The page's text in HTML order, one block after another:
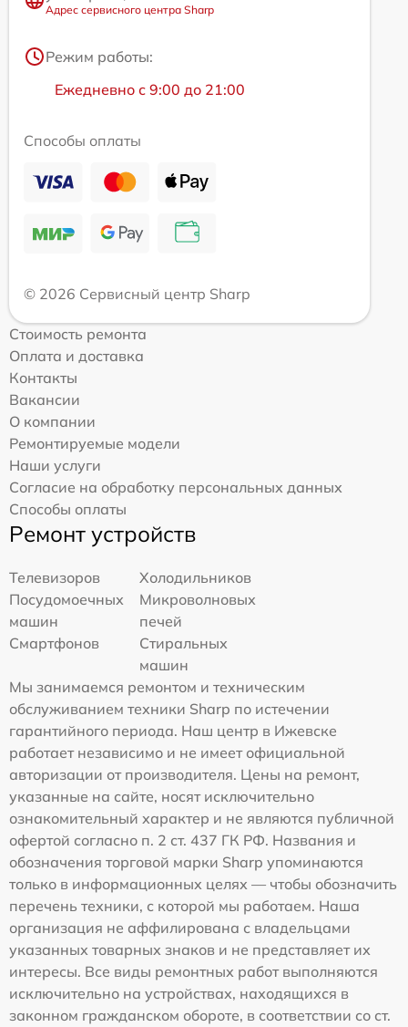
Адрес сервисного центра Sharp
Режим работы:
Ежедневно с 9:00 до 21:00
Способы оплаты
© 2026 Сервисный центр Sharp
Стоимость ремонта
Оплата и доставка
Контакты
Вакансии
О компании
Ремонтируемые модели
Наши услуги
Согласие на обработку персональных данных
Способы оплаты
Ремонт устройств
Телевизоров
Холодильников
Посудомоечных
машин
Микроволновых
печей
Смартфонов
Стиральных
машин
Мы занимаемся ремонтом и техническим
обслуживанием техники Sharp по истечении
гарантийного периода. Наш центр в Ижевске
работает независимо и не имеет официальной
авторизации от производителя. Цены на ремонт,
указанные на сайте, носят исключительно
ознакомительный характер и не являются публичной
офертой согласно п. 2 ст. 437 ГК РФ. Названия и
обозначения торговой марки Sharp упоминаются
только в информационных целях — чтобы обозначить
перечень техники, с которой мы работаем. Наша
организация не аффилирована с владельцами
указанных товарных знаков и не представляет их
интересы. Все виды ремонтных работ выполняются
исключительно на устройствах, находящихся в
законном гражданском обороте, в соответствии со ст.